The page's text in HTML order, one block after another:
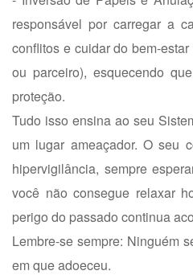
responsável por carregar a
conflitos e cuidar do bem-
ou parceiro), esquecendo
proteção.
Tudo isso ensina ao seu
um lugar ameaçador. O seu
hipervigilância, sempre
você não consegue relaxar
perigo do passado continua
Lembre-se sempre: Ninguém
em que adoeceu.